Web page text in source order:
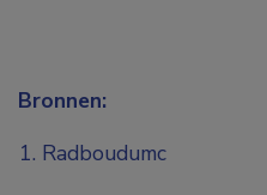
Bronnen:
Radboudumc